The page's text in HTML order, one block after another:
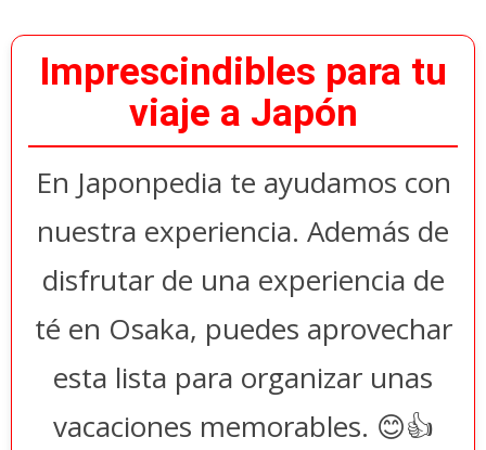
Imprescindibles para tu
viaje a Japón
En Japonpedia te ayudamos con
nuestra experiencia. Además de
disfrutar de una experiencia de
té en Osaka, puedes aprovechar
esta lista para organizar unas
vacaciones memorables. 😊👍